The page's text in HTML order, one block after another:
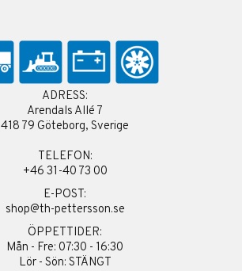
ADRESS:
Arendals Allé 7
418 79 Göteborg, Sverige
TELEFON:
+46 31-40 73 00
E-POST:
shop@th-pettersson.se
ÖPPETTIDER:
Mån - Fre: 07:30 - 16:30
Lör - Sön: STÄNGT